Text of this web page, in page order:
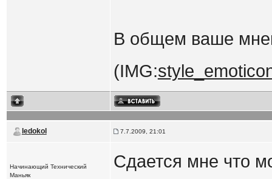
В общем ваше
(IMG:
ledokol 7.7.2009, 21:01
Начинающий Технический
Маньяк
Сдается мне что